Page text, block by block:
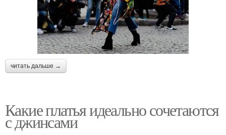
читать дальше →
Какие платья идеально сочетаются
с джинсами